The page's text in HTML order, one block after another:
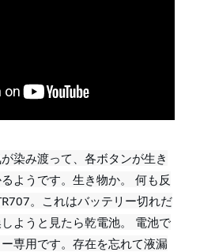
染み渡って、各ボタンが生き
ようです。生き物か。 何も反
。これはバッテリー切れだ
ようと見たら乾電池。 電池で
専用です。存在を忘れて液漏